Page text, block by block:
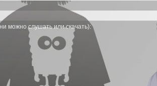
можно слушать или скачать):